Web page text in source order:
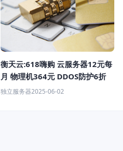
衡天云:618嗨购 云服务器12元每
月 物理机364元 DDOS防护6折
独立服务器2025-06-02